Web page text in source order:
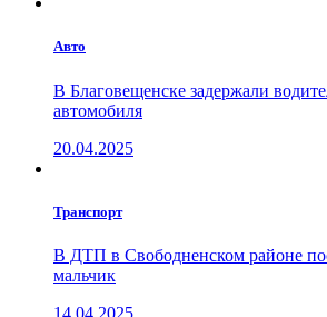
Авто
В Благовещенске задержали
автомобиля
20.04.2025
Транспорт
В ДТП в Свободненском районе
мальчик
14.04.2025